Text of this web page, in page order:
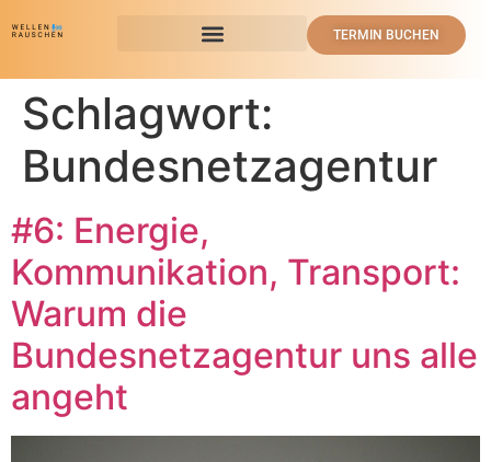
TERMIN BUCHEN
Schlagwort:
Bundesnetzagentur
#6: Energie,
Kommunikation, Transport:
Warum die
Bundesnetzagentur uns alle
angeht